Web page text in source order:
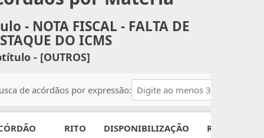
- NOTA FISCAL - FALTA DE
DO ICMS
- [OUTROS]
de acórdãos por expressão:
RITO DISPONIBILIZAÇÃO RESULTADO